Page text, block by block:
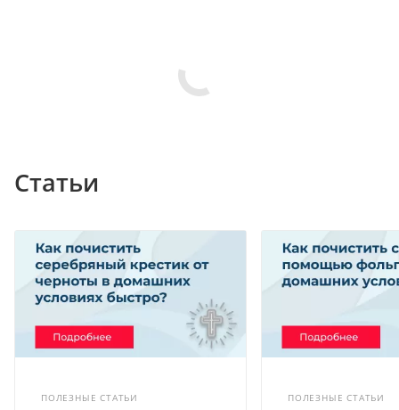
Статьи
ПОЛЕЗНЫЕ СТАТЬИ
ПОЛЕЗНЫЕ СТАТЬИ